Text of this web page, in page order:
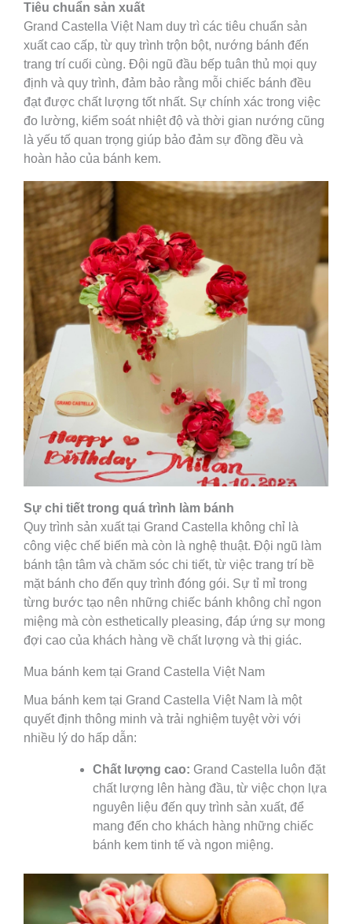
Tiêu chuẩn sản xuất
Grand Castella Việt Nam duy trì các tiêu chuẩn sản
xuất cao cấp, từ quy trình trộn bột, nướng bánh đến
trang trí cuối cùng. Đội ngũ đầu bếp tuân thủ mọi quy
định và quy trình, đảm bảo rằng mỗi chiếc bánh đều
đạt được chất lượng tốt nhất. Sự chính xác trong việc
đo lường, kiểm soát nhiệt độ và thời gian nướng cũng
là yếu tố quan trọng giúp bảo đảm sự đồng đều và
hoàn hảo của bánh kem.
Sự chi tiết trong quá trình làm bánh
Quy trình sản xuất tại Grand Castella không chỉ là
công việc chế biến mà còn là nghệ thuật. Đội ngũ làm
bánh tận tâm và chăm sóc chi tiết, từ việc trang trí bề
mặt bánh cho đến quy trình đóng gói. Sự tỉ mỉ trong
từng bước tạo nên những chiếc bánh không chỉ ngon
miệng mà còn esthetically pleasing, đáp ứng sự mong
đợi cao của khách hàng về chất lượng và thị giác.
Mua bánh kem tại Grand Castella Việt Nam
Mua bánh kem tại Grand Castella Việt Nam là một
quyết định thông minh và trải nghiệm tuyệt vời với
nhiều lý do hấp dẫn:
Chất lượng cao: Grand Castella luôn đặt
chất lượng lên hàng đầu, từ việc chọn lựa
nguyên liệu đến quy trình sản xuất, để
mang đến cho khách hàng những chiếc
bánh kem tinh tế và ngon miệng.